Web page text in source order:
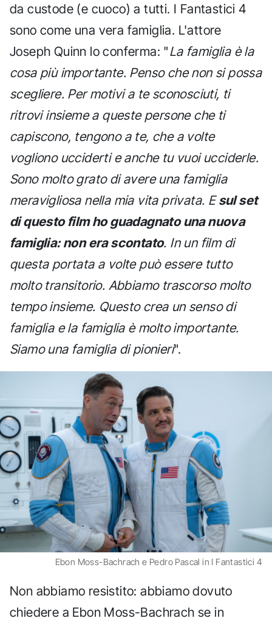
da custode (e cuoco) a tutti. I Fantastici 4
sono come una vera famiglia. L'attore
Joseph Quinn lo conferma: "La famiglia è la
cosa più importante. Penso che non si possa
scegliere. Per motivi a te sconosciuti, ti
ritrovi insieme a queste persone che ti
capiscono, tengono a te, che a volte
vogliono ucciderti e anche tu vuoi ucciderle.
Sono molto grato di avere una famiglia
meravigliosa nella mia vita privata. Esul set
di questo film ho guadagnato una nuova
famiglia: non era scontato. In un film di
questa portata a volte può essere tutto
molto transitorio. Abbiamo trascorso molto
tempo insieme. Questo crea un senso di
famiglia e la famiglia è molto importante.
Siamo una famiglia di pionieri".
Ebon Moss-Bachrach e Pedro Pascal in I Fantastici 4
Non abbiamo resistito: abbiamo dovuto
chiedere a Ebon Moss-Bachrach se in